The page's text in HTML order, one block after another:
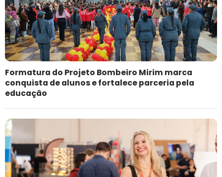
Formatura do Projeto Bombeiro Mirim marca
conquista de alunos e fortalece parceria pela
educação